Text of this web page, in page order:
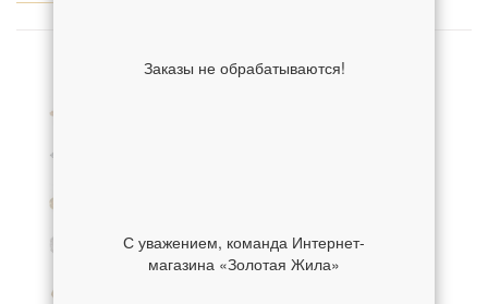
Образки и нательные иконы серебряные
Заказы не обрабатываются!
С уважением, команда Интернет-
магазина «Золотая Жила»